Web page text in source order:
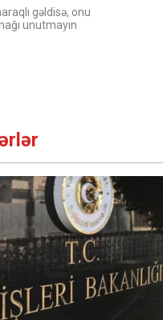
gəldisə, onu
unutmayın